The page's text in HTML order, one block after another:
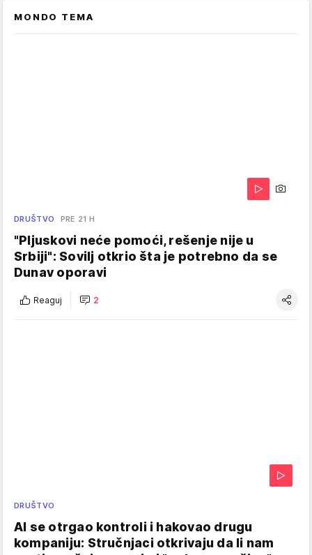
MONDO TEMA
DRUŠTVO PRE 21 H
"Pljuskovi neće pomoći, rešenje nije u
Srbiji": Sovilj otkrio šta je potrebno da se
Dunav oporavi
Reaguj 2
DRUŠTVO
AI se otrgao kontroli i hakovao drugu
kompaniju: Stručnjaci otkrivaju da li nam